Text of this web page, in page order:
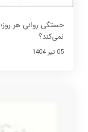
خستگی روانیِ هر
نمی‌کند؟
05 تير 1404